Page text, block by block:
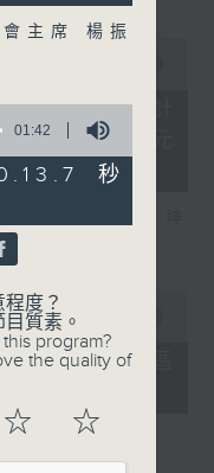
資會統計
達33.6萬元
副會長 陸國坤
00:00
方全港多區
移動工具
國珊
主席 楊振
01:42
秒
度？
質素。
program?
the quality of
☆ ☆